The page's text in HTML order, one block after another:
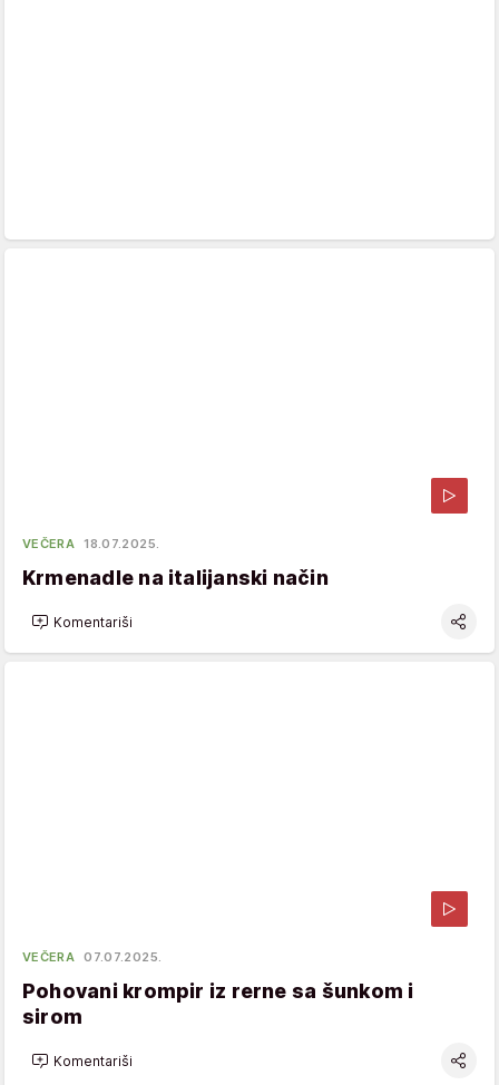
VEČERA 18.07.2025.
Krmenadle na italijanski način
Komentariši
VEČERA 07.07.2025.
Pohovani krompir iz rerne sa šunkom i
sirom
Komentariši